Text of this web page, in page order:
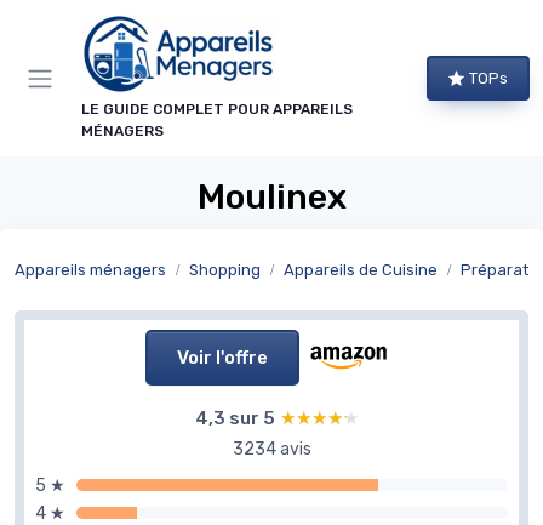
LE GUIDE COMPLET POUR APPAREILS
MÉNAGERS
TOPs
Moulinex
Appareils ménagers Shopping Appareils de Cuisine
Voir l'offre
4,3 sur 5 ★★★★★
★★★★★
3234 avis
5 ★
4 ★
Panneau de gestion des cookies